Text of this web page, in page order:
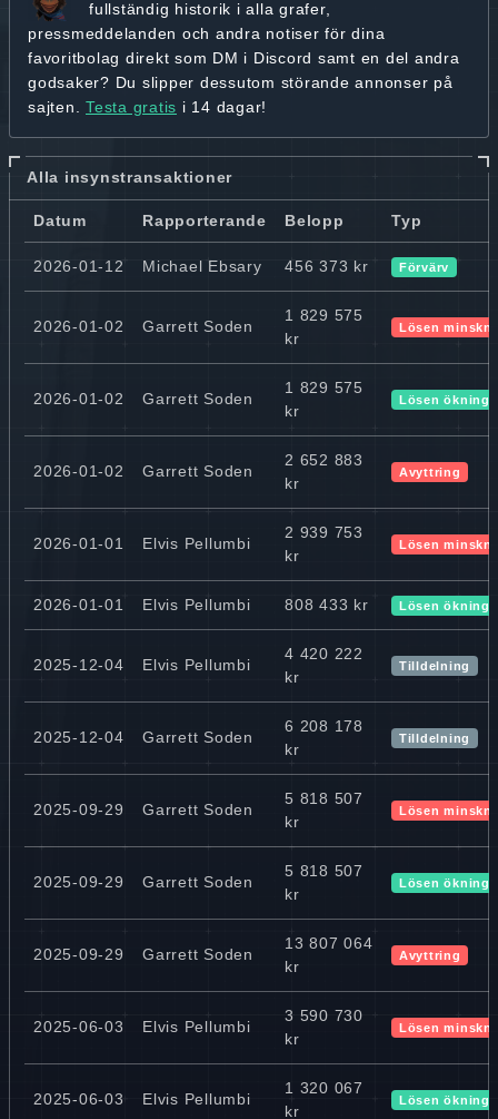
fullständig historik i alla grafer,
pressmeddelanden och andra notiser för dina
favoritbolag direkt som DM i Discord samt en del andra
godsaker? Du slipper dessutom störande annonser på
sajten. Testa gratis i 14 dagar!
Alla insynstransaktioner
Datum Rapporterande Belopp Typ
2026-01-12 Michael Ebsary 456 373 kr Förvärv
2026-01-02 Garrett Soden
1 829 575
kr
Lösen
2026-01-02 Garrett Soden
1 829 575
kr
Lösen ökning
2026-01-02 Garrett Soden
2 652 883
kr
Avyttring
2026-01-01 Elvis Pellumbi
2 939 753
kr
Lösen
2026-01-01 Elvis Pellumbi 808 433 kr Lösen ökning
2025-12-04 Elvis Pellumbi
4 420 222
kr
Tilldelning
2025-12-04 Garrett Soden
6 208 178
kr
Tilldelning
2025-09-29 Garrett Soden
5 818 507
kr
Lösen
2025-09-29 Garrett Soden
5 818 507
kr
Lösen ökning
2025-09-29 Garrett Soden
13 807 064
kr
Avyttring
2025-06-03 Elvis Pellumbi
3 590 730
kr
Lösen
2025-06-03 Elvis Pellumbi
1 320 067
kr
Lösen ökning